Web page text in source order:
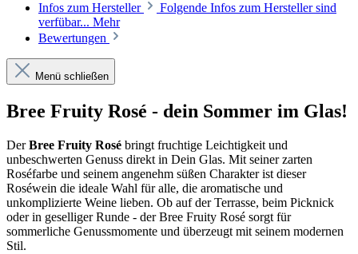
Infos zum Hersteller
Folgende Infos zum Hersteller sind
verfübar... Mehr
Bewertungen
Menü schließen
Bree Fruity Rosé - dein Sommer im Glas!
DerBree Fruity Rosé bringt fruchtige Leichtigkeit und
unbeschwerten Genuss direkt in Dein Glas. Mit seiner zarten
Roséfarbe und seinem angenehm süßen Charakter ist dieser
Roséwein die ideale Wahl für alle, die aromatische und
unkomplizierte Weine lieben. Ob auf der Terrasse, beim Picknick
oder in geselliger Runde - der Bree Fruity Rosé sorgt für
sommerliche Genussmomente und überzeugt mit seinem modernen
Stil.